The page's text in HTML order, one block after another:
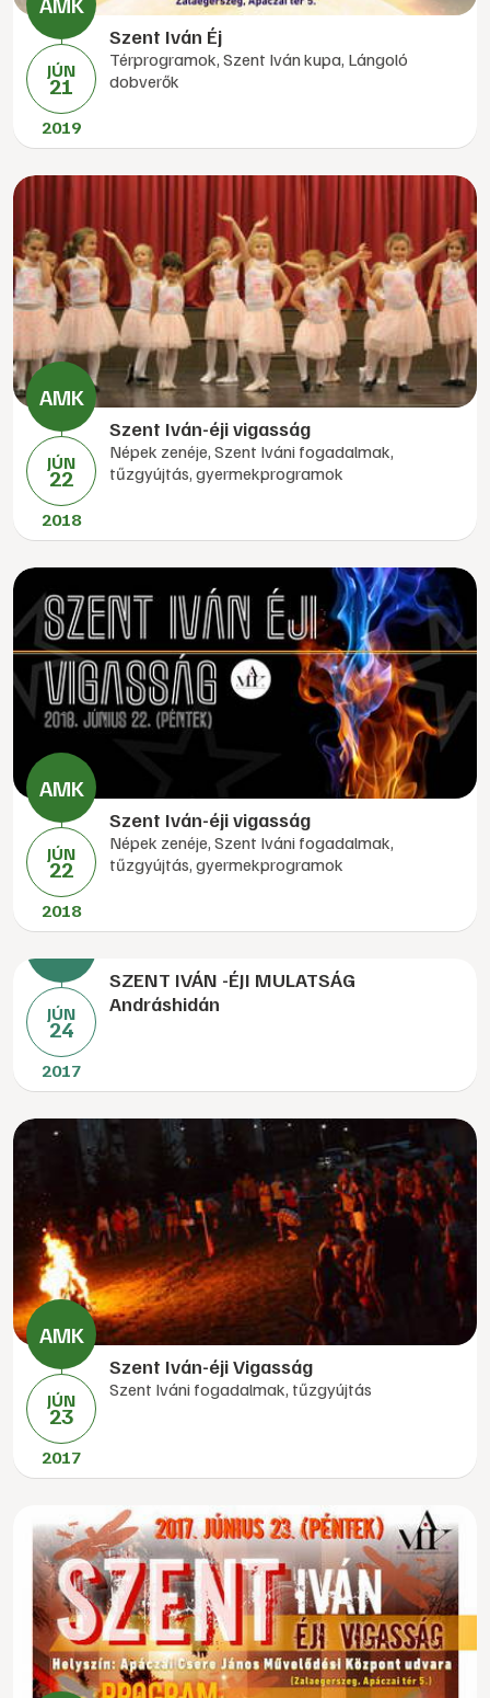
JÚN
21
2019
Szent Iván Éj
Térprogramok, Szent Iván kupa, Lángoló
dobverők
JÚN
22
2018
Szent Iván-éji vigasság
Népek zenéje, Szent Iváni fogadalmak,
tűzgyújtás, gyermekprogramok
JÚN
22
2018
Szent Iván-éji vigasság
Népek zenéje, Szent Iváni fogadalmak,
tűzgyújtás, gyermekprogramok
JÚN
24
2017
SZENT IVÁN -ÉJI MULATSÁG
Andráshidán
JÚN
23
2017
Szent Iván-éji Vigasság
Szent Iváni fogadalmak, tűzgyújtás